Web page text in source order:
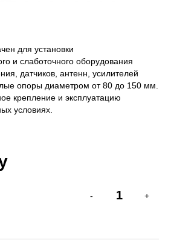
для установки
и слаботочного оборудования
датчиков, антенн, усилителей
опоры диаметром от 80 до 150 мм.
крепление и эксплуатацию
условиях.
- +